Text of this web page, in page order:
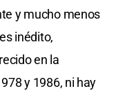
y mucho menos
inédito,
en la
y 1986, ni hay